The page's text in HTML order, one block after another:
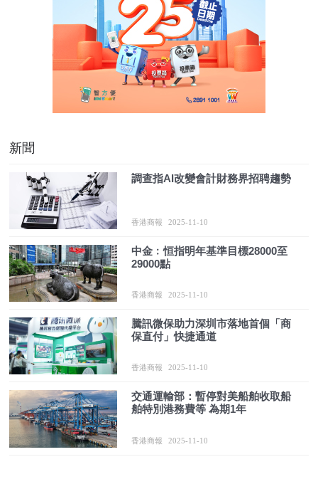
新聞
調查指AI改變會計財務界招聘趨勢
香港商報 2025-11-10
中金﹕恒指明年基準目標28000至
29000點
香港商報 2025-11-10
騰訊微保助力深圳市落地首個「商
保直付」快捷通道
香港商報 2025-11-10
交通運輸部：暫停對美船舶收取船
舶特別港務費等 為期1年
香港商報 2025-11-10